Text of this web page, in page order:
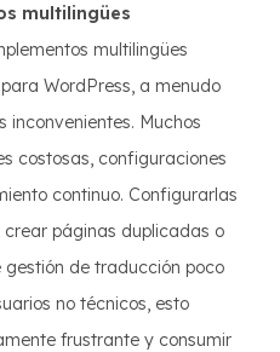
multilingües
multilingües
WordPress, a menudo
inconvenientes. Muchos
costosas, configuraciones
continuo. Configurarlas
páginas duplicadas o
de traducción poco
no técnicos, esto
frustrante y consumir